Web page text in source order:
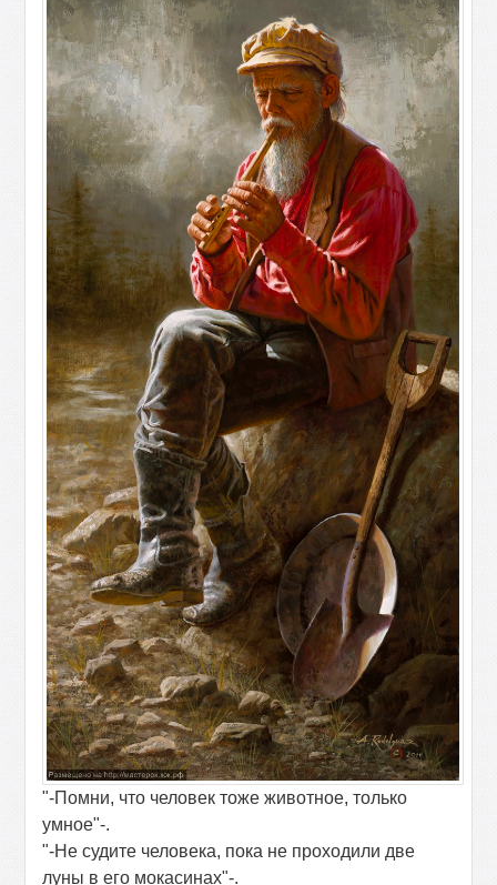
"-Помни, что человек тоже животное, только
умное"-.
"-Не судите человека, пока не проходили две
луны в его мокасинах"-.